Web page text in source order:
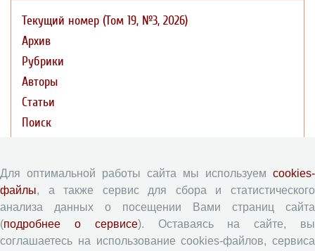
Текущий номер (Том 19, №3, 2026)
Архив
Рубрики
Авторы
Статьи
Поиск
Авторам
Правила для авторов
Типовой лицензионный договор
Для оптимальной работы сайта мы используем cookies-
файлы, а также сервис для сбора и статистического
анализа данных о посещении Вами страниц сайта
(подробнее о сервисе). Оставаясь на сайте, вы
соглашаетесь на использование cookies-файлов, сервиса